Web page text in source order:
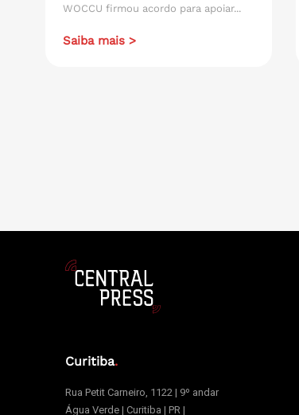
WOCCU firmou acordo para apoiar...
Saiba mais >
Curitiba.
Rua Petit Carneiro, 1122 | 9º andar
Água Verde | Curitiba | PR |